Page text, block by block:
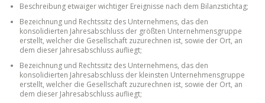
Beschreibung etwaiger wichtiger Ereignisse nach dem Bilanzstichtag;
Bezeichnung und Rechtssitz des Unternehmens, das den
konsolidierten Jahresabschluss der größten Unternehmensgruppe
erstellt, welcher die Gesellschaft zuzurechnen ist, sowie der Ort, an
dem dieser Jahresabschluss aufliegt;
Bezeichnung und Rechtssitz des Unternehmens, das den
konsolidierten Jahresabschluss der kleinsten Unternehmensgruppe
erstellt, welcher die Gesellschaft zuzurechnen ist, sowie der Ort, an
dem dieser Jahresabschluss aufliegt;